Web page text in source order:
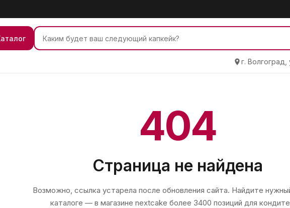
г.
404
Страница не найдена
Возможно, ссылка устарела после обновления сайта. Найдите
каталоге — в магазине nextcake более 3400 позиций для